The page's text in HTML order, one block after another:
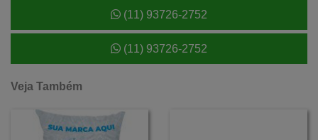
(11) 93726-2752
(11) 93726-2752
Veja Também